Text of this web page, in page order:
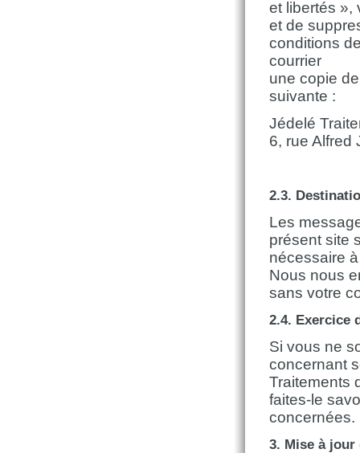
et libertés »,
et de
conditions
courrier
une copie
suivante :
Jédelé
6, rue Alfred
2.3.
Les
présent site
nécessaire
Nous nous
sans votre
2.4. Exercice
Si vous ne
concernant
Traitements
faites-le
concernées.
3. Mise à jour